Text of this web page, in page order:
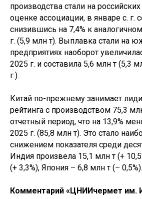
производства стали на
оценке ассоциации, в январе с. г.
снизившись на 7,4% к
г. (5,9 млн т). Выплавка стали на
предприятиях наоборот
2025 г. и составила 5,6 млн т (5,3
г.).
Китай по-прежнему занимает
рейтинга с производством 75,3
отчетный период, что на 13,9%
2025 г. (85,8 млн т). Это стало
снижением показателя среди
Индия произвела 15,1 млн т (+
(+ 3,3%), Япония – 6,8 млн т (– 0,5%).
Комментарий «ЦНИИчермет им.